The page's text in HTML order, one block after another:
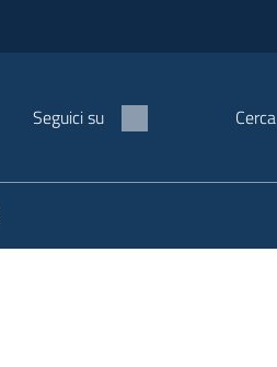
Seguici su Cerca